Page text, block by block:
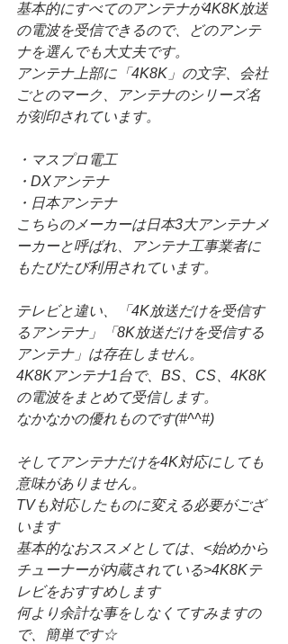
基本的にすべてのアンテナが4K8K放送
の電波を受信できるので、どのアンテ
ナを選んでも大丈夫です。
アンテナ上部に「4K8K」の文字、会社
ごとのマーク、アンテナのシリーズ名
が刻印されています。
・マスプロ電工
・DXアンテナ
・日本アンテナ
こちらのメーカーは日本3大アンテナメ
ーカーと呼ばれ、アンテナ工事業者に
もたびたび利用されています。
テレビと違い、「4K放送だけを受信す
るアンテナ」「8K放送だけを受信する
アンテナ」は存在しません。
4K8Kアンテナ1台で、BS、CS、4K8K
の電波をまとめて受信します。
なかなかの優れものです(#^^#)
そしてアンテナだけを4K対応にしても
意味がありません。
TVも対応したものに変える必要がござ
います
基本的なおススメとしては、<始めから
チューナーが内蔵されている>4K8Kテ
レビをおすすめします
何より余計な事をしなくてすみますの
で、簡単です☆